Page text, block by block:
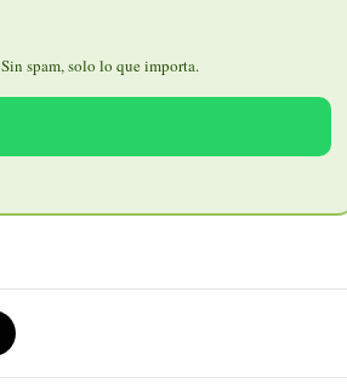
spam, solo lo que importa.